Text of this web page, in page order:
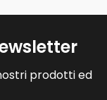
prodotti ed